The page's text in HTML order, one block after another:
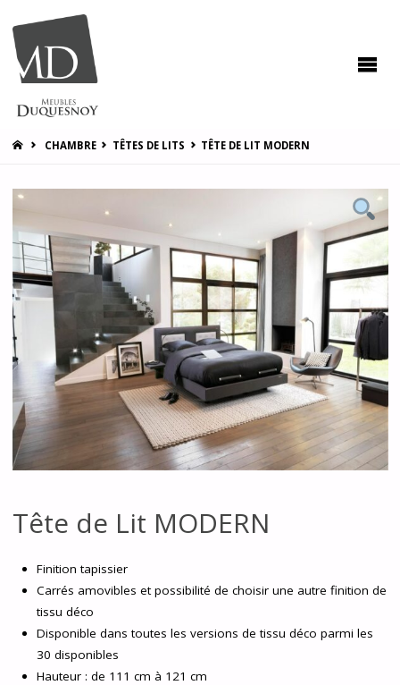
HOMECHAMBRE TÊTES DE LITS TÊTE DE LIT MODERN
Tête de Lit MODERN
Finition tapissier
Carrés amovibles et possibilité de choisir une autre finition de
tissu déco
Disponible dans toutes les versions de tissu déco parmi les
30 disponibles
Hauteur : de 111 cm à 121 cm